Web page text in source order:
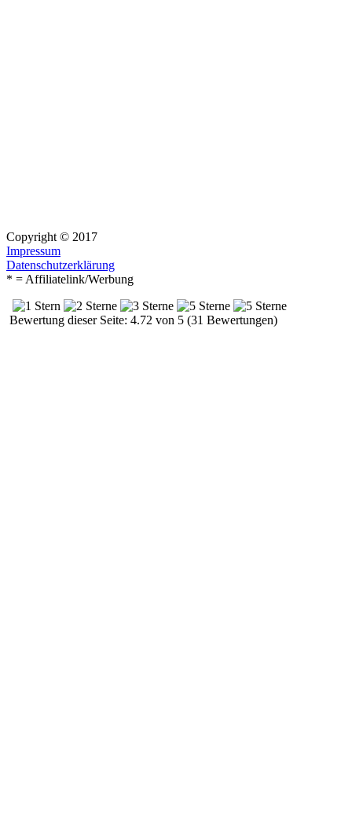
Copyright © 2017
Impressum
Datenschutzerklärung
* = Affiliatelink/Werbung
Bewertung dieser Seite: 4.72 von 5 (31 Bewertungen)